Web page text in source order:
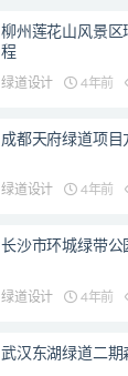
柳州莲花山风景区
程
绿道设计 4年前
成都天府绿道项目
绿道设计 4年前
长沙市环城绿带公
绿道设计 4年前
武汉东湖绿道二期